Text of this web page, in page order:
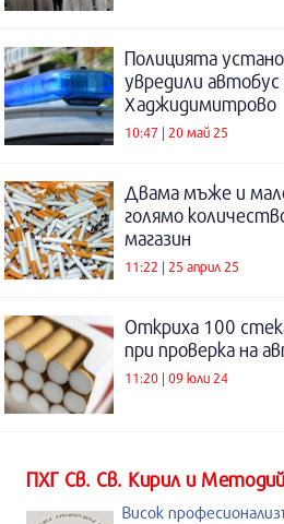
Полицията
увредили автобус
Хаджидимитрово
10:47 | 20 май 25
Двама мъже и
голямо
магазин
11:22 | 25 април 25
Откриха 100
при проверка на
11:20 | 09 юли 24
ПХГ Св. Св. Кирил и Методий
Висок